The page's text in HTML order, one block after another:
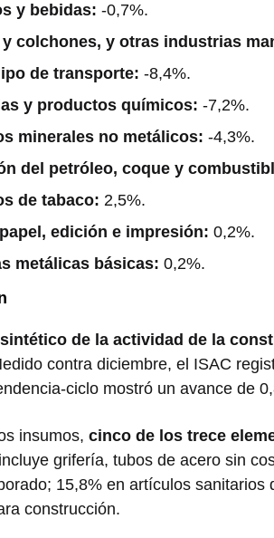
y bebidas: -0,7%.
y colchones, y otras industrias
de transporte: -8,4%.
y productos químicos: -7,2%.
minerales no metálicos: -4,3%.
del petróleo, coque y
de tabaco: 2,5%.
edición e impresión: 0,2%.
metálicas básicas: 0,2%.
de la actividad de la
contra diciembre, el ISAC
ciclo mostró un avance de
insumos, cinco de los trece
grifería, tubos de acero sin
15,8% en artículos
construcción.